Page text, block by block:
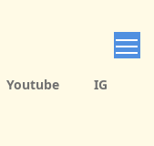
Youtube
IG